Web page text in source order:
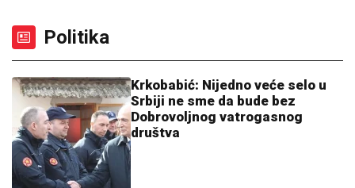
i čimese bave njeni naslednici - ovo je prava ISTINA
PEVAČICA TRPELA NASILJE OD
kako prepoznati MANIPULATORA:
"Intuicija me je od početka
upozoravala"
"Izluđivali ste me" - Hezonja se obratio
Realu, pa zapalio društvene mreže
(FOTO)